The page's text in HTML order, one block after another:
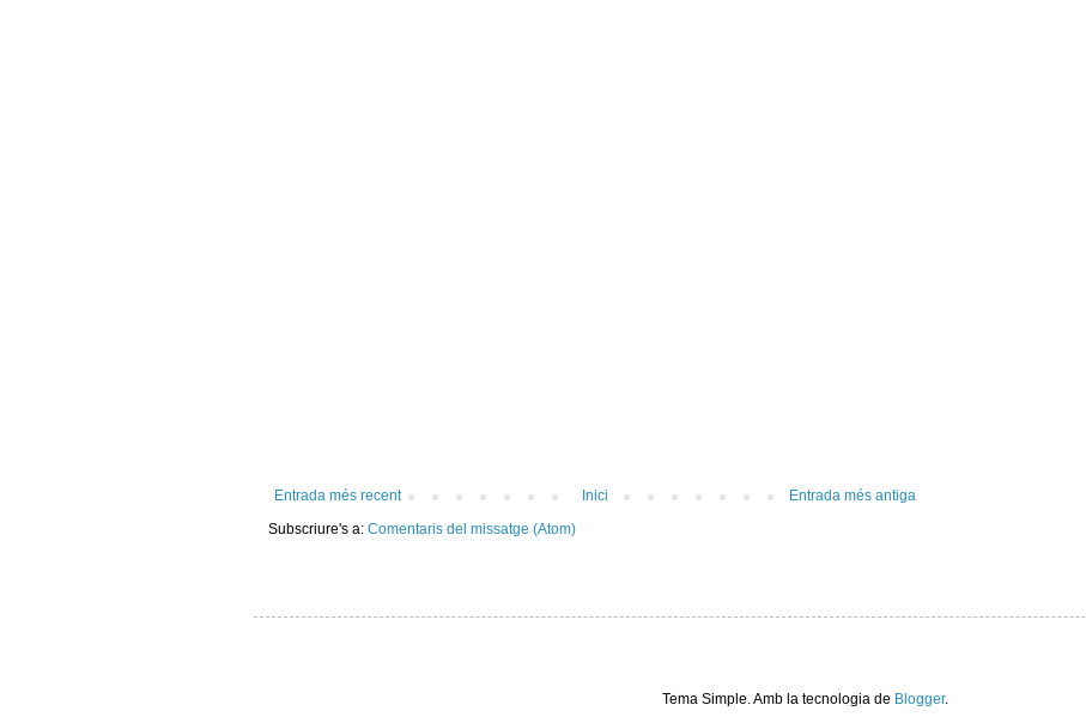
Entrada més recent Entrada més antiga
Inici
Subscriure's a: Comentaris del missatge (Atom)
Tema Simple. Amb la tecnologia de Blogger.